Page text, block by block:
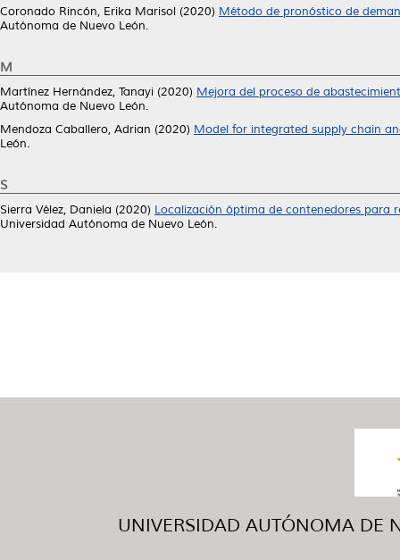
Coronado Rincón, Erika Marisol (2020) Método de pronóstico de
Autónoma de Nuevo León.
M
Martínez Hernández, Tanayi (2020) Mejora del proceso de
Autónoma de Nuevo León.
Mendoza Caballero, Adrian (2020) Model for integrated supply chain
León.
S
Sierra Vélez, Daniela (2020) Localización óptima de contenedores para
Universidad Autónoma de Nuevo León.
UNIVERSIDAD AUTÓNOMA DE